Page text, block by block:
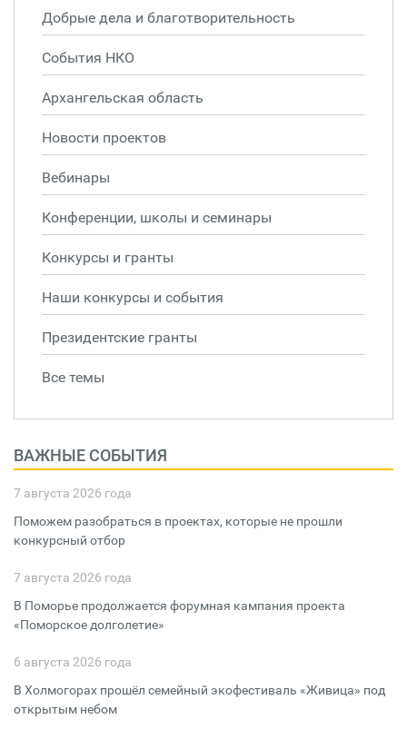
Добрые дела и благотворительность
События НКО
Архангельская область
Новости проектов
Вебинары
Конференции, школы и семинары
Конкурсы и гранты
Наши конкурсы и события
Президентские гранты
Все темы
ВАЖНЫЕ СОБЫТИЯ
7 августа 2026 года
Поможем разобраться в проектах, которые не прошли
конкурсный отбор
7 августа 2026 года
В Поморье продолжается форумная кампания проекта
«Поморское долголетие»
6 августа 2026 года
В Холмогорах прошёл семейный экофестиваль «Живица» под
открытым небом